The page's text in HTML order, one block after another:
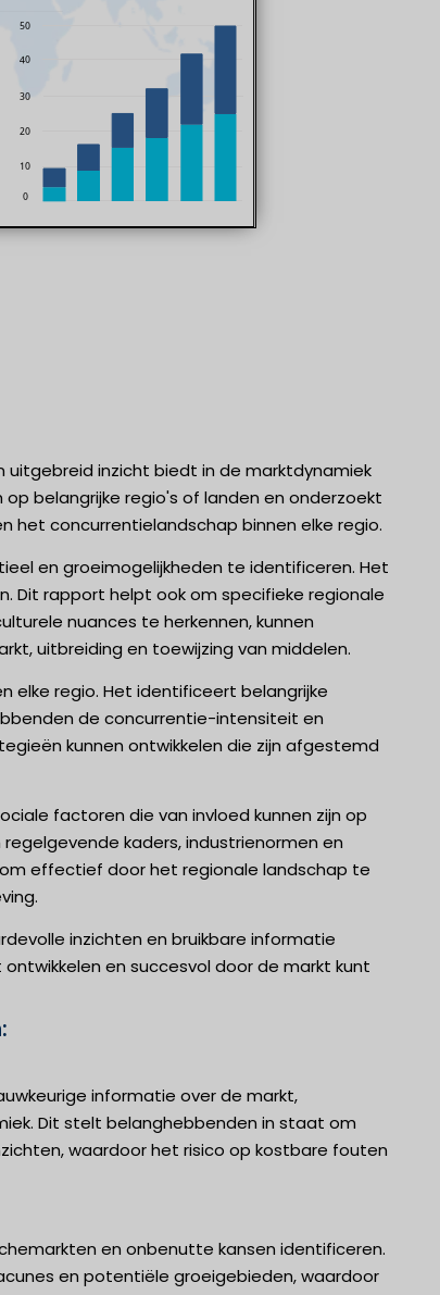
inzicht biedt in de marktdynamiek
belangrijke regio's of landen en onderzoekt
het concurrentielandschap binnen elke regio.
en groeimogelijkheden te identificeren. Het
Dit rapport helpt ook om specifieke regionale
nuances te herkennen, kunnen
uitbreiding en toewijzing van middelen.
elke regio. Het identificeert belangrijke
de concurrentie-intensiteit en
kunnen ontwikkelen die zijn afgestemd
factoren die van invloed kunnen zijn op
kaders, industrienormen en
effectief door het regionale landschap te
inzichten en bruikbare informatie
en succesvol door de markt kunt
informatie over de markt,
Dit stelt belanghebbenden in staat om
waardoor het risico op kostbare fouten
en onbenutte kansen identificeren.
en potentiële groeigebieden, waardoor